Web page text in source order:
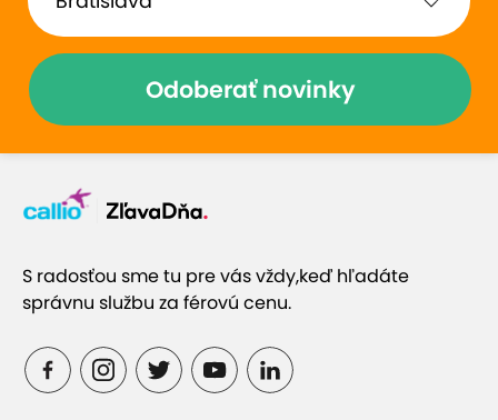
Odoberať novinky
S radosťou sme tu pre vás vždy,keď hľadáte
správnu službu za férovú cenu.